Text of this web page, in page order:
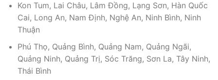
Kon Tum, Lai Châu, Lâm Đồng, Lạng Sơn, Hàn Quốc
Cai, Long An, Nam Định, Nghệ An, Ninh Bình, Ninh
Thuận
Phú Thọ, Quảng Bình, Quảng Nam, Quảng Ngãi,
Quảng Ninh, Quảng Trị, Sóc Trăng, Sơn La, Tây Ninh,
Thái Bình